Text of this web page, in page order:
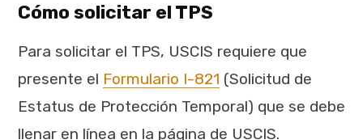
Cómo solicitar el TPS
Para solicitar el TPS, USCIS requiere que
presente el Formulario I-821 (Solicitud de
Estatus de Protección Temporal) que se debe
llenar en línea en la página de USCIS.